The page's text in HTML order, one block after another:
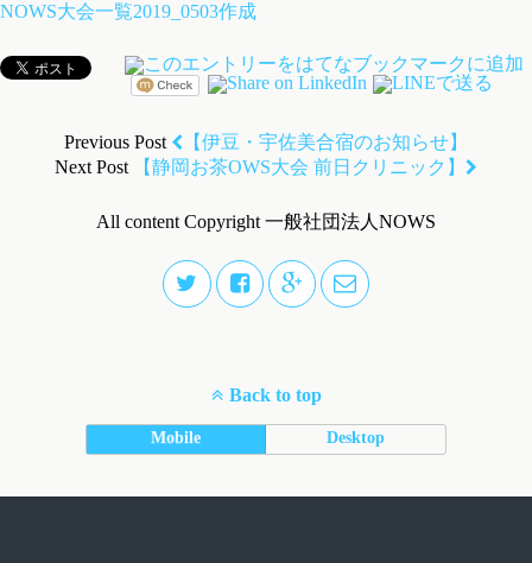
NOWS大会一覧2019_0503作成
Previous Post
【伊豆・宇佐美合宿のお知らせ】
Next Post
【静岡お茶OWS大会 前日クリニック】
All content Copyright 一般社団法人NOWS
Back to top
Mobile Desktop